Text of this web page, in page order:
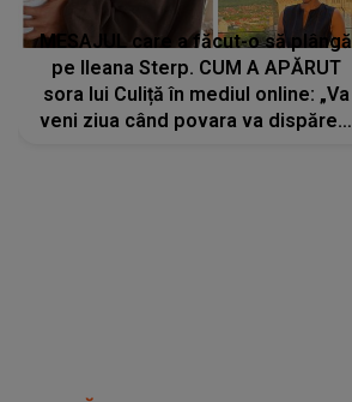
MESAJUL care a făcut-o să plângă
pe Ileana Sterp. CUM A APĂRUT
sora lui Culiță în mediul online: „Va
veni ziua când povara va dispărea,